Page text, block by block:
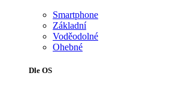
Smartphone
Základní
Voděodolné
Ohebné
Dle OS